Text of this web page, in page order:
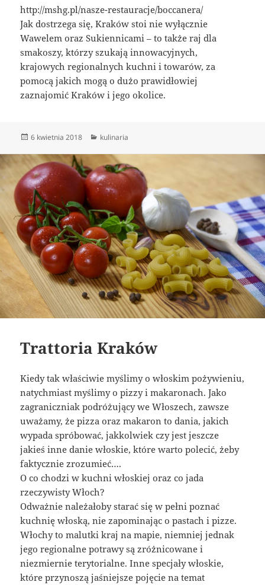
http://mshg.pl/nasze-restauracje/boccanera/
Jak dostrzega się, Kraków stoi nie wyłącznie
Wawelem oraz Sukiennicami – to także raj dla
smakoszy, którzy szukają innowacyjnych,
krajowych regionalnych kuchni i towarów, za
pomocą jakich mogą o dużo prawidłowiej
zaznajomić Kraków i jego okolice.
Data
6 kwietnia 2018 Kategorie
kulinaria
Trattoria Kraków
Kiedy tak właściwie myślimy o włoskim pożywieniu,
natychmiast myślimy o pizzy i makaronach. Jako
zagraniczniak podróżujący we Włoszech, zawsze
uważamy, że pizza oraz makaron to dania, jakich
wypada spróbować, jakkolwiek czy jest jeszcze
jakieś inne danie włoskie, które warto polecić, żeby
faktycznie zrozumieć….
O co chodzi w kuchni włoskiej oraz co jada
rzeczywisty Włoch?
Odważnie należałoby starać się w pełni poznać
kuchnię włoską, nie zapominając o pastach i pizze.
Włochy to malutki kraj na mapie, niemniej jednak
jego regionalne potrawy są zróżnicowane i
niezmiernie terytorialne. Inne specjały włoskie,
które przynoszą jaśniejsze pojęcie na temat